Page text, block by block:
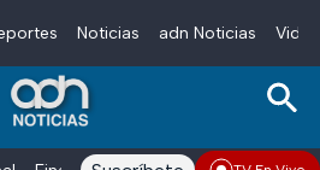
Noticias adn Noticias